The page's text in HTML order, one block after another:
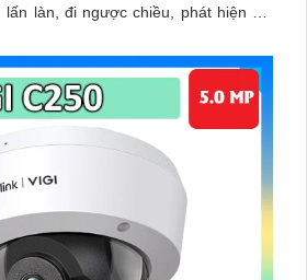
làn, đi ngược chiều, phát hiện kẹt